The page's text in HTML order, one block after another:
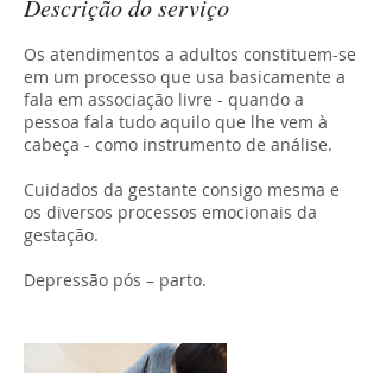
Descrição do serviço
Os atendimentos a adultos constituem-se
em um processo que usa basicamente a
fala em associação livre - quando a
pessoa fala tudo aquilo que lhe vem à
cabeça - como instrumento de análise.
Cuidados da gestante consigo mesma e
os diversos processos emocionais da
gestação.